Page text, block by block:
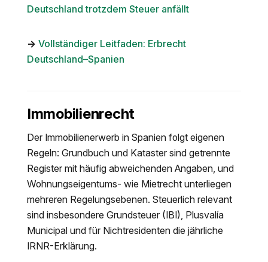
Deutschland trotzdem Steuer anfällt
→ Vollständiger Leitfaden: Erbrecht
Deutschland–Spanien
Immobilienrecht
Der Immobilienerwerb in Spanien folgt eigenen
Regeln: Grundbuch und Kataster sind getrennte
Register mit häufig abweichenden Angaben, und
Wohnungseigentums- wie Mietrecht unterliegen
mehreren Regelungsebenen. Steuerlich relevant
sind insbesondere Grundsteuer (IBI), Plusvalía
Municipal und für Nichtresidenten die jährliche
IRNR-Erklärung.